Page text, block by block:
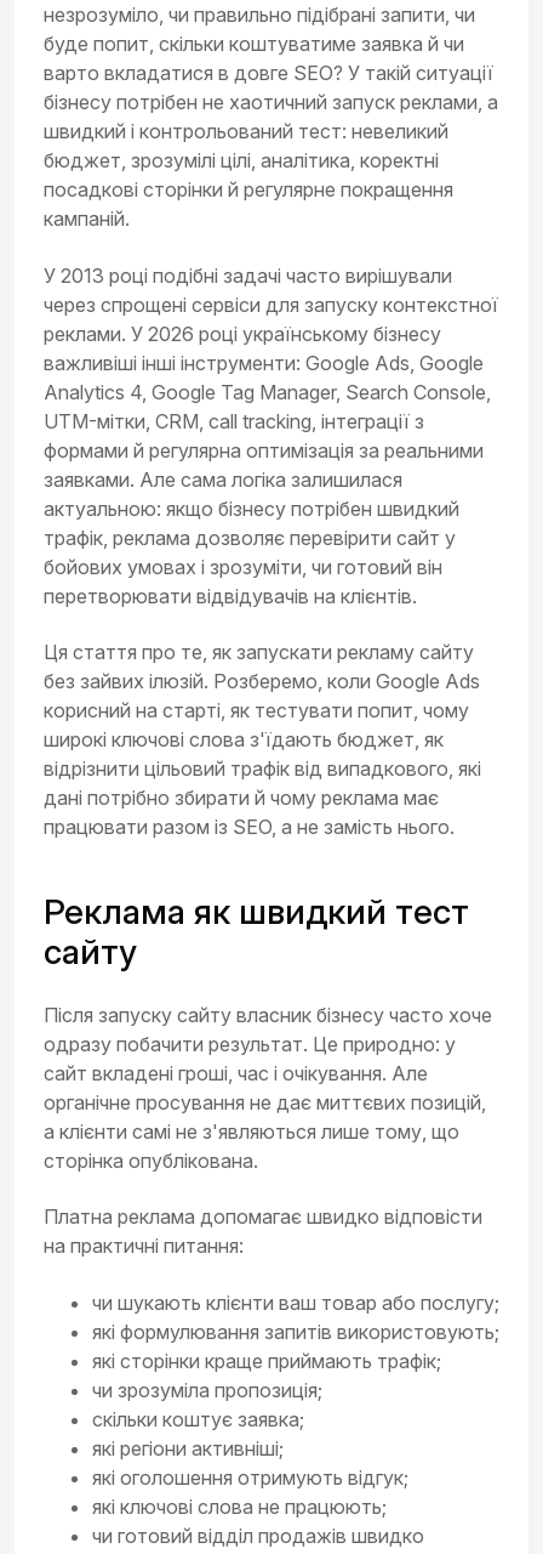
незрозуміло, чи правильно підібрані запити, чи
буде попит, скільки коштуватиме заявка й чи
варто вкладатися в довге SEO? У такій ситуації
бізнесу потрібен не хаотичний запуск реклами, а
швидкий і контрольований тест: невеликий
бюджет, зрозумілі цілі, аналітика, коректні
посадкові сторінки й регулярне покращення
кампаній.
У 2013 році подібні задачі часто вирішували
через спрощені сервіси для запуску контекстної
реклами. У 2026 році українському бізнесу
важливіші інші інструменти: Google Ads, Google
Analytics 4, Google Tag Manager, Search Console,
UTM-мітки, CRM, call tracking, інтеграції з
формами й регулярна оптимізація за реальними
заявками. Але сама логіка залишилася
актуальною: якщо бізнесу потрібен швидкий
трафік, реклама дозволяє перевірити сайт у
бойових умовах і зрозуміти, чи готовий він
перетворювати відвідувачів на клієнтів.
Ця стаття про те, як запускати рекламу сайту
без зайвих ілюзій. Розберемо, коли Google Ads
корисний на старті, як тестувати попит, чому
широкі ключові слова з'їдають бюджет, як
відрізнити цільовий трафік від випадкового, які
дані потрібно збирати й чому реклама має
працювати разом із SEO, а не замість нього.
Реклама як швидкий тест
сайту
Після запуску сайту власник бізнесу часто хоче
одразу побачити результат. Це природно: у
сайт вкладені гроші, час і очікування. Але
органічне просування не дає миттєвих позицій,
а клієнти самі не з'являються лише тому, що
сторінка опублікована.
Платна реклама допомагає швидко відповісти
на практичні питання:
чи шукають клієнти ваш товар або послугу;
які формулювання запитів використовують;
які сторінки краще приймають трафік;
чи зрозуміла пропозиція;
скільки коштує заявка;
які регіони активніші;
які оголошення отримують відгук;
які ключові слова не працюють;
чи готовий відділ продажів швидко